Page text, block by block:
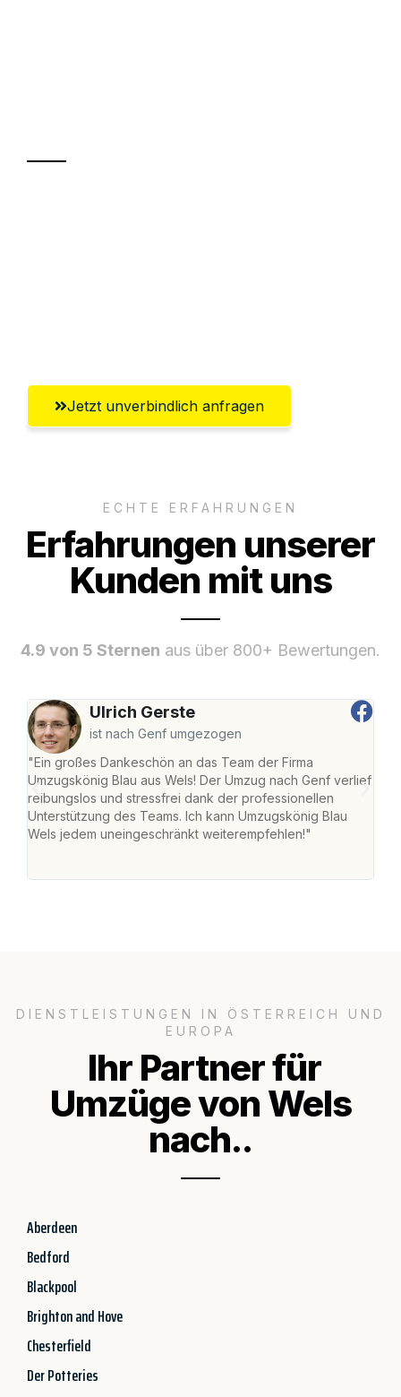
Jetzt unverbindlich anfragen
ECHTE ERFAHRUNGEN
Erfahrungen unserer
Kunden mit uns
4.9 von 5 Sternen aus über 800+ Bewertungen.
Ulrich Gerste
ist nach Genf umgezogen
"Ein großes Dankeschön an das Team der Firma
Umzugskönig Blau aus Wels! Der Umzug nach Genf verlief
reibungslos und stressfrei dank der professionellen
Unterstützung des Teams. Ich kann Umzugskönig Blau
Wels jedem uneingeschränkt weiterempfehlen!"
DIENSTLEISTUNGEN IN ÖSTERREICH UND
EUROPA
Ihr Partner für
Umzüge von Wels
nach..
Aberdeen
Bedford
Blackpool
Brighton and Hove
Chesterfield
Der Potteries